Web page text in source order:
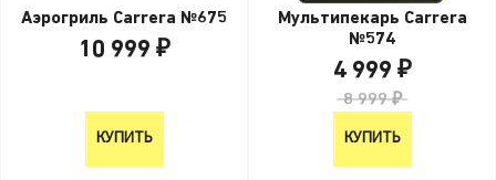
Аэрогриль Carrera №675
10 999 ₽
КУПИТЬ
Мультипекарь Carrera
№574
4 999 ₽
8 999 ₽
КУПИТЬ